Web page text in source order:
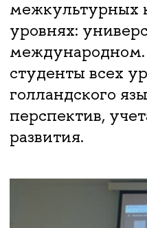
межкультурных
уровнях:
студенты всех
голландского
перспектив,
развития.